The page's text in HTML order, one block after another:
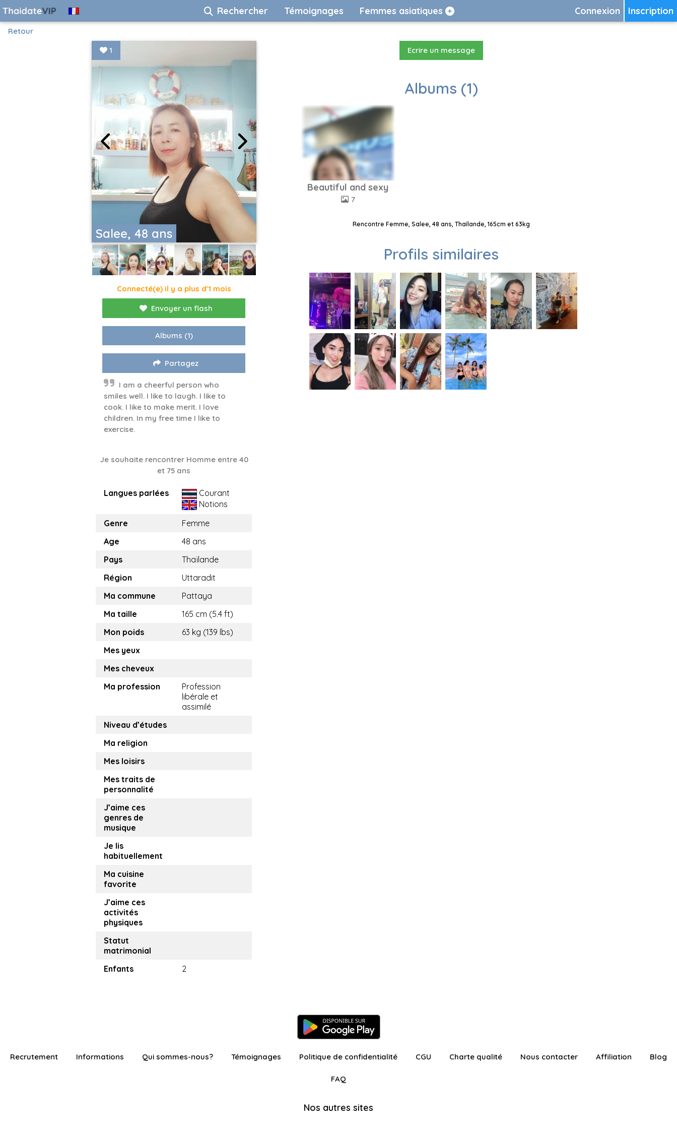
Inscription
Connexion
Rechercher Témoignages Femmes asiatiques
Retour
Salee, 48 ans
1
Connecté(e) il y a plus d'1 mois
Envoyer un flash
Albums (1)
Partagez
I am a cheerful person who
smiles well. I like to laugh. I like to
cook. I like to make merit. I love
children. In my free time I like to
exercise.
Je souhaite rencontrer Homme entre 40
et 75 ans
Langues parlées
Courant
Notions
Genre
Femme
Age
48 ans
Pays
Thaïlande
Région
Uttaradit
Ma commune
Pattaya
Ma taille
165 cm (5.4 ft)
Mon poids
63 kg (139 lbs)
Mes yeux
Mes cheveux
Ma profession
Profession
libérale et
assimilé
Niveau d’études
Ma religion
Mes loisirs
Mes traits de
personnalité
J’aime ces
genres de
musique
Je lis
habituellement
Ma cuisine
favorite
J’aime ces
activités
physiques
Statut
matrimonial
Enfants
2
Ecrire un message
Albums (1)
Beautiful and sexy
7
Rencontre Femme, Salee, 48 ans, Thaïlande, 165cm et 63kg
Profils similaires
Recrutement Informations Qui sommes-nous? Témoignages Politique de confidentialité CGU Charte qualité Nous contacter Affiliation Blog
FAQ
Nos autres sites